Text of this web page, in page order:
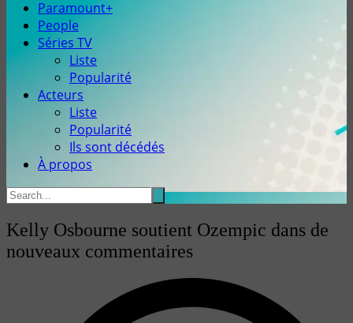
Paramount+
People
Séries TV
Liste
Popularité
Acteurs
Liste
Popularité
Ils sont décédés
À propos
Kelly Osbourne soutient Ozempic dans de
nouveaux commentaires